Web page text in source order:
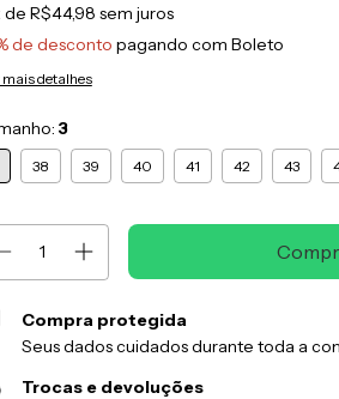
de R$44,98 sem juros
de desconto pagando com Boleto
mais detalhes
3
38 39 40 41 42 43
Compra protegida
Seus dados cuidados durante toda a
Trocas e devoluções